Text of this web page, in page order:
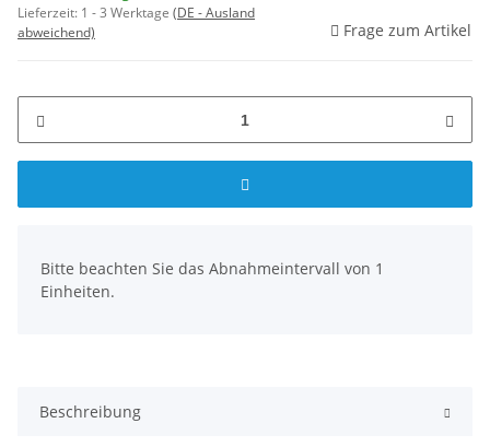
Lieferzeit: 1 - 3 Werktage (DE - Ausland
abweichend)
Frage zum Artikel
Bitte beachten Sie das Abnahmeintervall von 1
Einheiten.
Beschreibung